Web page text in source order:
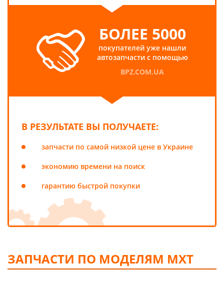
БОЛЕЕ 5000
покупателей уже нашли
автозапчасти с помощью
BPZ.COM.UA
В РЕЗУЛЬТАТЕ ВЫ ПОЛУЧАЕТЕ:
запчасти по самой низкой цене в Украине
экономию времени на поиск
гарантию быстрой покупки
ЗАПЧАСТИ ПО МОДЕЛЯМ MXT